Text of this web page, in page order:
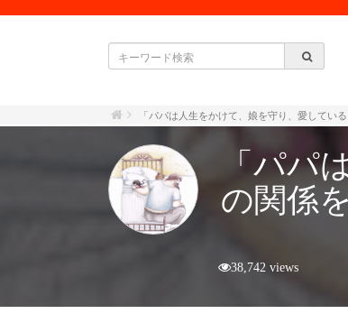
「パパは人生をかけて、娘を守り、愛してい
「パパ
の関係
38,742 views